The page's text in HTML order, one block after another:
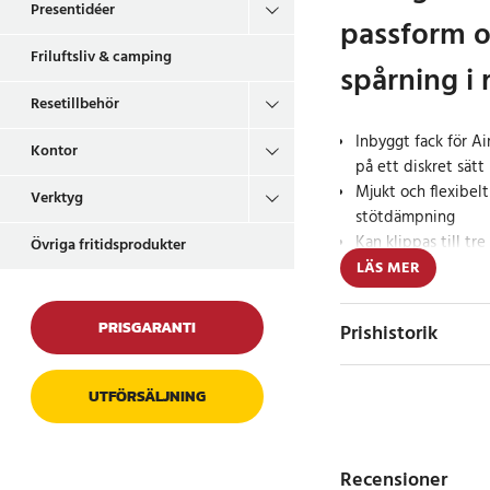
Presentidéer
Friluftsliv & camping
Resetillbehör
Kontor
Verktyg
Övriga fritidsprodukter
PRISGARANTI
UTFÖRSÄLJNING
passform
spårning i
Inbyggt fack för
på ett diskret sätt
Mjukt och
stötdämpning
Kan klippas till tre
perfekt passform
inbyggt fack för
spåra skor eller
Sulan kan klippas till
LÄS MER
Prishistorik
Recensioner